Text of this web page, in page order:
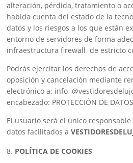
alteración, pérdida, tratamiento o
habida cuenta del estado de la
datos y los riesgos a los que están
entorno de servidores de forma
infraestructura firewall de estricto
Podrás ejercitar los derechos de
oposición y cancelación mediante
electrónico a: info
encabezado: PROTECCIÓN DE
El usuario será el único
datos facilitados a
POLÍTICA DE COOKIES